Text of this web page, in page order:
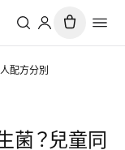
配方分別
菌？兒童同